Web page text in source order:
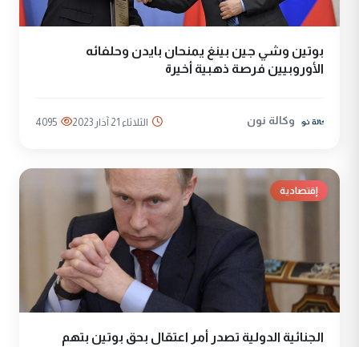
بوتين وشي جين بينغ يمنحان بايدن وحلفائه
الأوروبيين فرصة ذهبية أخيرة
وكالة نون الثلاثاء 21 آذار 2023 4095
إقتصادية
الجنائية الدولية تصدر أمر اعتقال بحق بوتين بتهم